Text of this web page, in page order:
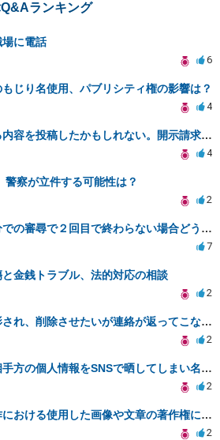
ランキング
場に電話
6
じり名使用、パブリシティ権の影響は？
4
誹謗中傷に当たる内容を投稿したかもしれない。開示請求や民事刑事裁判に発展しうるのか教えて欲しい。
4
警察が立件する可能性は？
2
開示請求の仮処分での審尋で２回目で終わらない場合どうしたらいいですか
7
金銭トラブル、法的対応の相談
2
無断で動画を撮影され、削除させたいが連絡が返ってこない。
2
当方の腹いせで相手方の個人情報をSNSで晒してしまい名誉毀損させてしまったかもしれない
2
ホームページ制作における使用した画像や文章の著作権について
2